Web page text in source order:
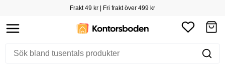
Frakt 49 kr | Fri frakt över 499 kr